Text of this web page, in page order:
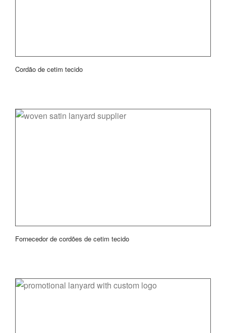
Cordão de cetim tecido
Fornecedor de cordões de cetim tecido